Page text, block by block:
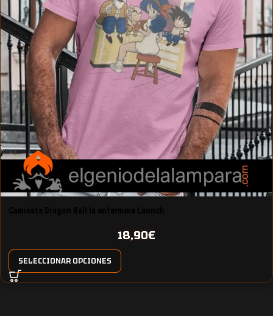
18,90€
SELECCIONAR OPCIONES